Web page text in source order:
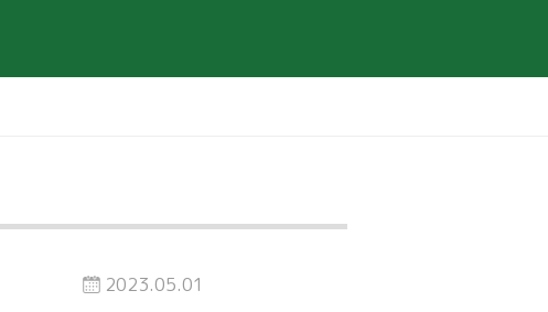
2023.05.01